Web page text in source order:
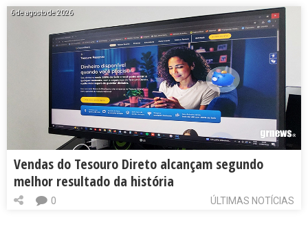
6 de agosto de 2026
Vendas do Tesouro Direto alcançam segundo
melhor resultado da história
ÚLTIMAS NOTÍCIAS
0